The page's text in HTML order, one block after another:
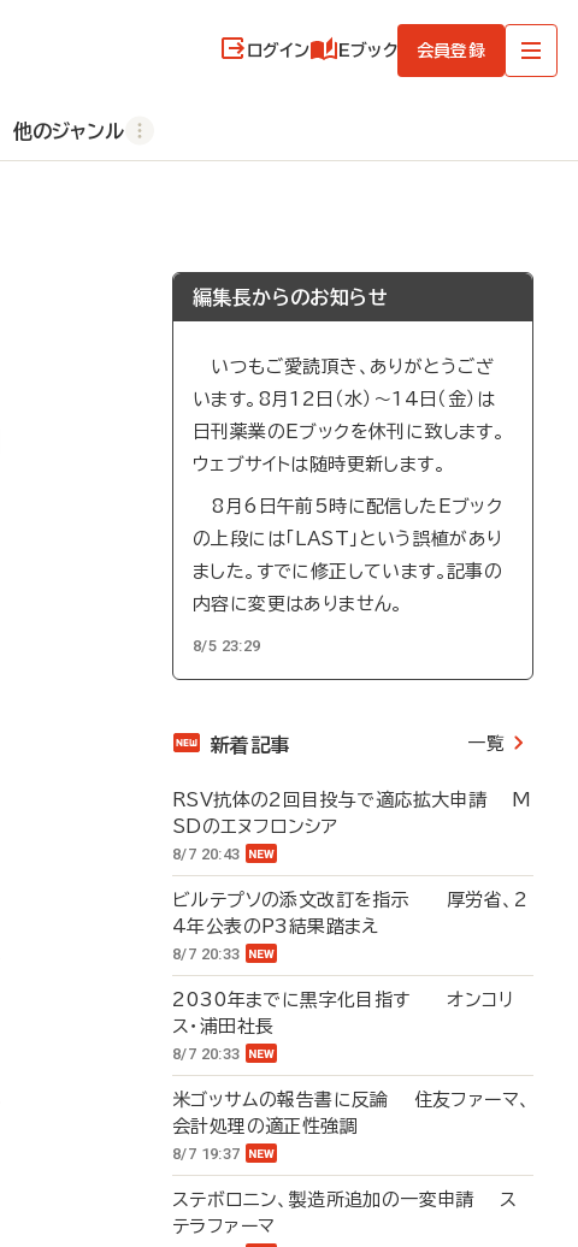
ログイン Eブック 会員登録
他のジャンル
編集長からのお知らせ
いつもご愛読頂き、ありがとうござ
います。8月12日（水）～14日（金）は
日刊薬業のEブックを休刊に致します。
ウェブサイトは随時更新します。
8月6日午前5時に配信したEブック
の上段には「LAST」という誤植があり
ました。すでに修正しています。記事の
内容に変更はありません。
8/5 23:29
新着記事 一覧
RSV抗体の2回目投与で適応拡大申請 M
SDのエヌフロンシア
8/7 20:43
ビルテプソの添文改訂を指示 厚労省、2
4年公表のP3結果踏まえ
8/7 20:33
2030年までに黒字化目指す オンコリ
ス・浦田社長
8/7 20:33
米ゴッサムの報告書に反論 住友ファーマ、
会計処理の適正性強調
8/7 19:37
ステボロニン、製造所追加の一変申請 ス
テラファーマ